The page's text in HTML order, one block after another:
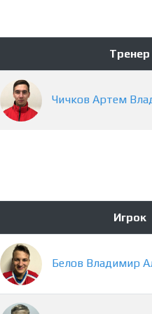
Тренер
Чичков Артем
Игрок
Белов Владимир